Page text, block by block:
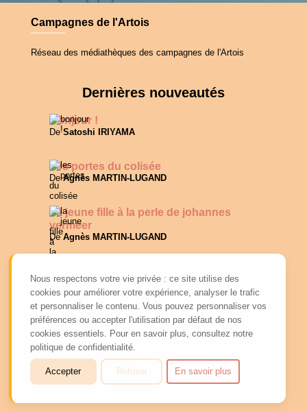
Nous respectons votre vie privée : ce site utilise des
cookies pour améliorer votre expérience, analyser le trafic
et personnaliser le contenu. Vous pouvez personnaliser vos
préférences ou accepter l'utilisation par défaut de nos
cookies essentiels. Pour en savoir plus, consultez notre
politique de confidentialité.
Accepter Refuser En savoir plus
Campagnes de l'Artois
Réseau des médiathèques des campagnes de l'Artois
Dernières nouveautés
Bonjour !
DeSatoshi IRIYAMA
Les portes du colisée
DeAgnès MARTIN-LUGAND
La jeune fille à la perle de johannes
vermeer
DeAgnès MARTIN-LUGAND
Dernières animations
PROGRAMME PARTIR EN LIVRE 2026
Du 07 Juil 2026 au 07 Juil 2026
Partir en Livre
Du 23 Juin 2026 au 31 Juil 2026